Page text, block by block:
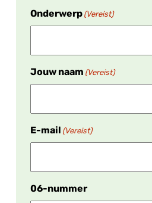
Onderwerp (Vereist)
Jouw naam (Vereist)
E-mail (Vereist)
06-nummer